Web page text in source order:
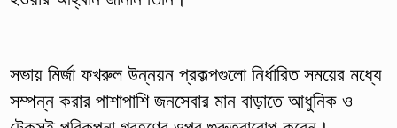
সভায় মির্জা ফখরুল উন্নয়ন প্রকল্পগুলো নির্ধারিত সময়ের মধ্যে
সম্পন্ন করার পাশাপাশি জনসেবার মান বাড়াতে আধুনিক ও